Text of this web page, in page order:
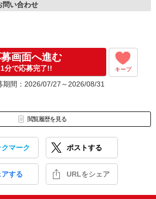
問い合わせ
画面へ進む
1分で応募完了!! キープ
期間：2026/07/27～2026/08/31
閲覧履歴を見る
クマーク ポストする
アする URLをシェア